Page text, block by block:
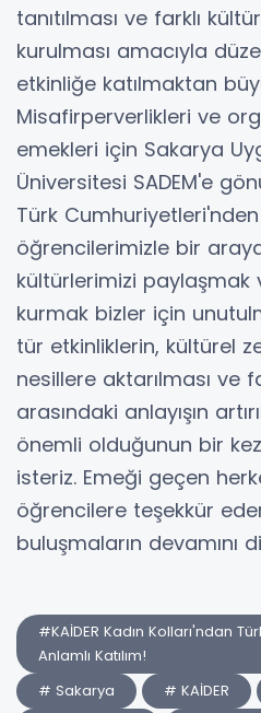
tanıtılması ve farklı
kurulması amacıyla
etkinliğe katılmaktan
Misafirperverlikleri ve
emekleri için Sakarya
Üniversitesi SADEM'e
Türk
öğrencilerimizle bir
kültürlerimizi paylaşmak
kurmak bizler için
tür etkinliklerin, kültürel
nesillere aktarılması ve
arasındaki anlayışın
önemli olduğunun bir
isteriz. Emeği geçen
öğrencilere teşekkür
buluşmaların devamını
#KAİDER Kadın Kolları'ndan
Anlamlı Katılım!
# Sakarya
# KAİDER